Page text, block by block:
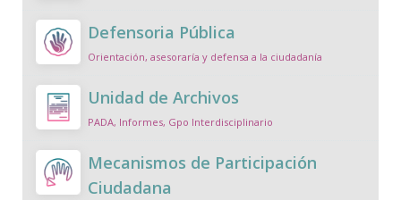
Defensoria Pública
Orientación, asesoraría y defensa a la ciudadanía
Unidad de Archivos
PADA, Informes, Gpo Interdisciplinario
Mecanismos de Participación
Ciudadana